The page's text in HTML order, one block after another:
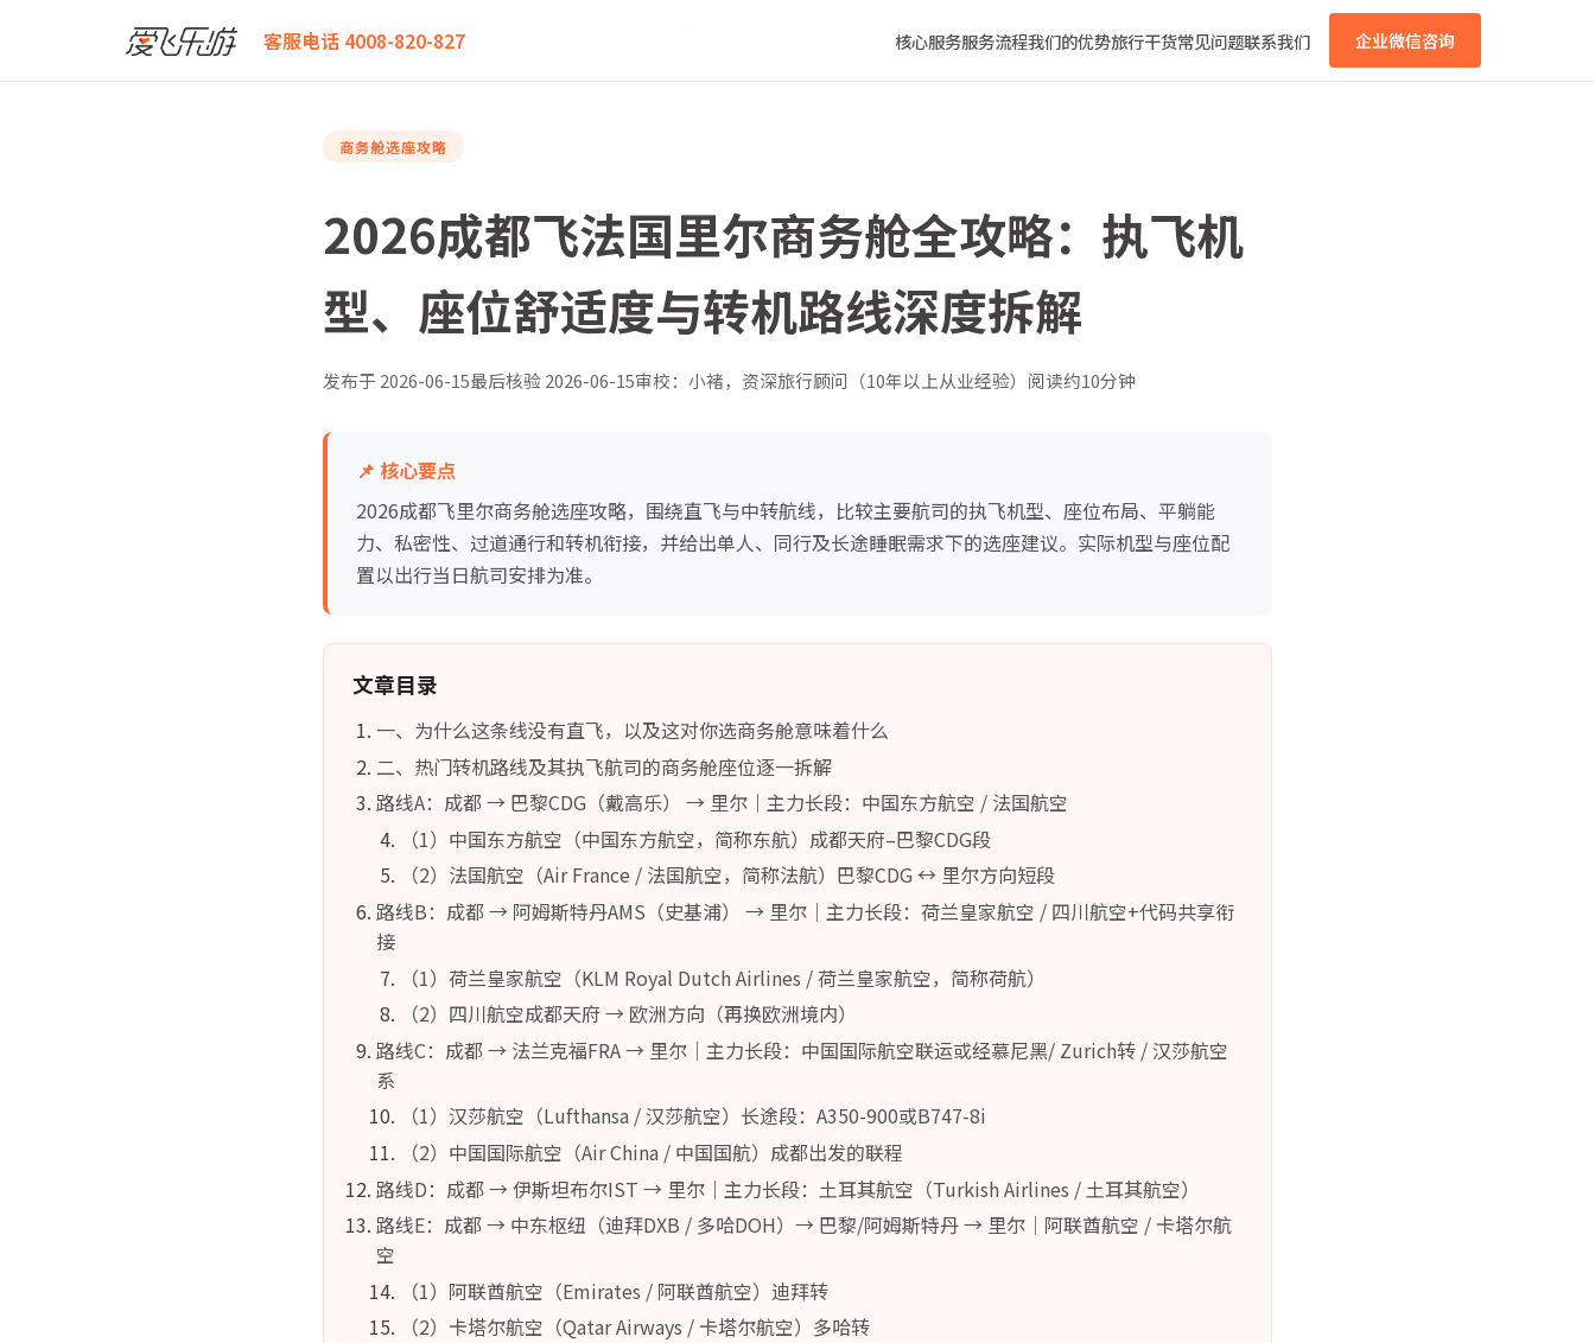
客服电话 4008-820-827 核心服务服务流程我们的优势旅行干货常见问题联系我们 企业微信咨询
爱飞乐游 2026成都飞法国里尔商务舱全攻略：执飞机型、座位舒适度与转机路线深度拆解
商务舱选座攻略
2026成都飞法国里尔商务舱全攻略：执飞机
型、座位舒适度与转机路线深度拆解
发布于 2026-06-15最后核验2026-06-15审校：小褚，资深旅行顾问（10年以上从业经验） 阅读约10分钟
📌 核心要点
2026成都飞里尔商务舱选座攻略，围绕直飞与中转航线，比较主要航司的执飞机型、座位布局、平躺能
力、私密性、过道通行和转机衔接，并给出单人、同行及长途睡眠需求下的选座建议。实际机型与座位配
置以出行当日航司安排为准。
文章目录
一、为什么这条线没有直飞，以及这对你选商务舱意味着什么
二、热门转机路线及其执飞航司的商务舱座位逐一拆解
路线A：成都 → 巴黎CDG（戴高乐） → 里尔｜主力长段：中国东方航空 / 法国航空
（1）中国东方航空（中国东方航空，简称东航）成都天府–巴黎CDG段
（2）法国航空（Air France / 法国航空，简称法航）巴黎CDG ↔ 里尔方向短段
路线B：成都 → 阿姆斯特丹AMS（史基浦） → 里尔｜主力长段：荷兰皇家航空 / 四川航空+代码共享衔
接
（1）荷兰皇家航空（KLM Royal Dutch Airlines / 荷兰皇家航空，简称荷航）
（2）四川航空成都天府 → 欧洲方向（再换欧洲境内）
路线C：成都 → 法兰克福FRA → 里尔｜主力长段：中国国际航空联运或经慕尼黑/ Zurich转 / 汉莎航空
系
（1）汉莎航空（Lufthansa / 汉莎航空）长途段：A350-900或B747-8i
（2）中国国际航空（Air China / 中国国航）成都出发的联程
路线D：成都 → 伊斯坦布尔IST → 里尔｜主力长段：土耳其航空（Turkish Airlines / 土耳其航空）
路线E：成都 → 中东枢纽（迪拜DXB / 多哈DOH）→ 巴黎/阿姆斯特丹 → 里尔｜阿联酋航空 / 卡塔尔航
空
（1）阿联酋航空（Emirates / 阿联酋航空）迪拜转
（2）卡塔尔航空（Qatar Airways / 卡塔尔航空）多哈转